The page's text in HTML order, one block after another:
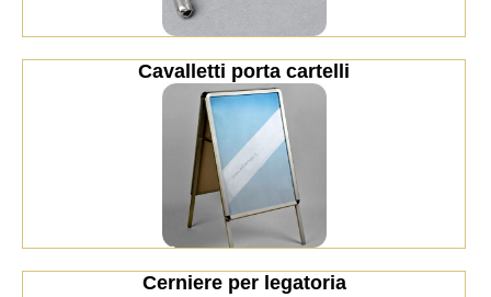
Cavalletti porta cartelli
Cerniere per legatoria